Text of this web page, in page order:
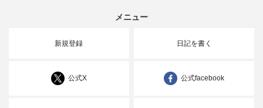
メニュー
新規登録 日記を書く
公式X 公式facebook